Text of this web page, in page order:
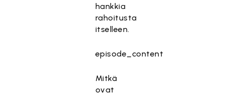
hankkia
rahoitusta
itselleen.
episode_content
Mitkä
ovat